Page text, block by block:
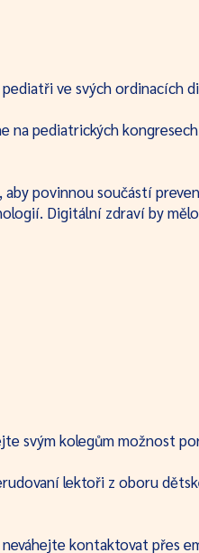
ve svých ordinacích
na pediatrických
aby povinnou součástí
Digitální zdraví by
svým kolegům možnost
lektoři z oboru
kontaktovat přes